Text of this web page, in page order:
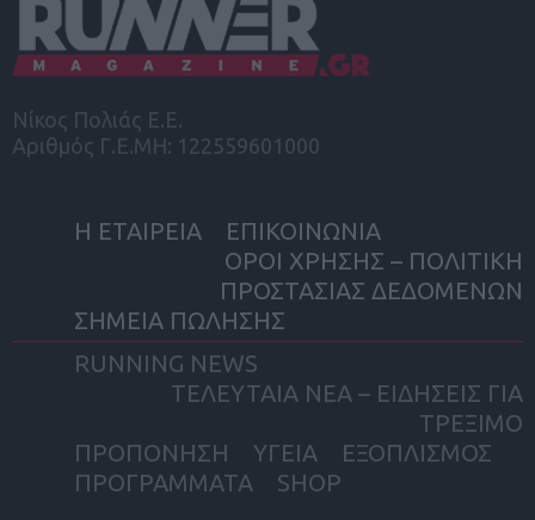
Νίκος Πολιάς Ε.Ε.
Αριθμός Γ.Ε.ΜΗ: 122559601000
Η ΕΤΑΙΡΕΙΑ
ΕΠΙΚΟΙΝΩΝΙΑ
ΟΡΟΙ ΧΡΗΣΗΣ – ΠΟΛΙΤΙΚΗ
ΠΡΟΣΤΑΣΙΑΣ ΔΕΔΟΜΕΝΩΝ
ΣΗΜΕΙΑ ΠΩΛΗΣΗΣ
RUNNING NEWS
ΤΕΛΕΥΤΑΙΑ ΝΕΑ – ΕΙΔΗΣΕΙΣ ΓΙΑ
ΤΡΕΞΙΜΟ
ΠΡΟΠΟΝΗΣΗ
ΥΓΕΙΑ
ΕΞΟΠΛΙΣΜΟΣ
ΠΡΟΓΡΑΜΜΑΤΑ
SHOP